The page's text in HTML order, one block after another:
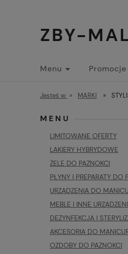
ZBY-
Menu Promocje
Jesteś w: » MARKI »
MENU
LIMITOWANE OFERTY
LAKIERY HYBRYDOWE
ŻELE DO PAZNOKCI
PŁYNY I PREPARATY DO
URZĄDZENIA DO
MEBLE I INNE
DEZYNFEKCJA I
AKCESORIA DO
OZDOBY DO PAZNOKCI